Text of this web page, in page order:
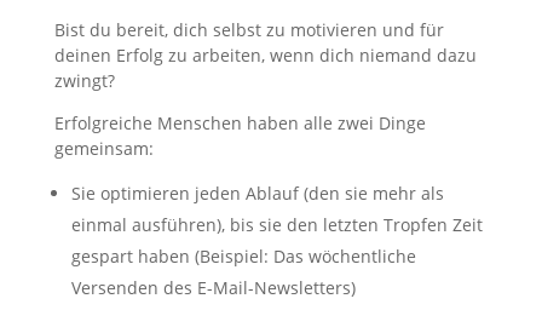
Bist du bereit, dich selbst zu motivieren und für
deinen Erfolg zu arbeiten, wenn dich niemand dazu
zwingt?
Erfolgreiche Menschen haben alle zwei Dinge
gemeinsam:
Sie optimieren jeden Ablauf (den sie mehr als
einmal ausführen), bis sie den letzten Tropfen Zeit
gespart haben (Beispiel: Das wöchentliche
Versenden des E-Mail-Newsletters)